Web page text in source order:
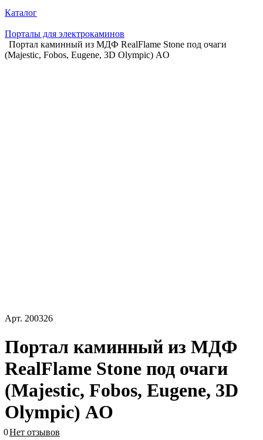
Каталог
Порталы для электрокаминов
Портал каминный из МДФ RealFlame Stone под очаги
(Majestic, Fobos, Eugene, 3D Olympic) AO
Арт. 200326
Портал каминный из МДФ
RealFlame Stone под очаги
(Majestic, Fobos, Eugene, 3D
Olympic) AO
0Нет отзывов